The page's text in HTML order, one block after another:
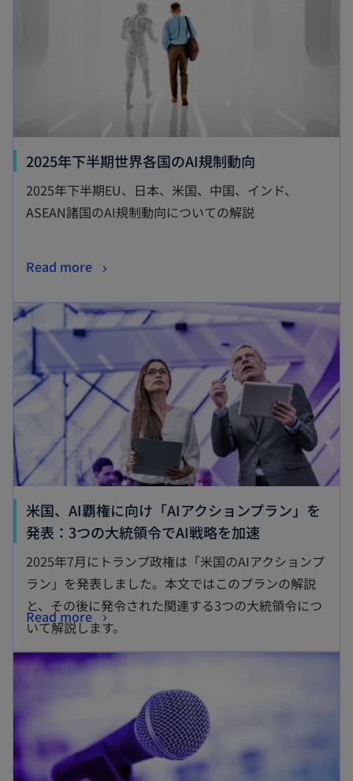
2025年下半期世界各国のAI規制動向
2025年下半期EU、日本、米国、中国、インド、
ASEAN諸国のAI規制動向についての解説
Read more
米国、AI覇権に向け「AIアクションプラン」を
発表：3つの大統領令でAI戦略を加速
2025年7月にトランプ政権は「米国のAIアクションプ
ラン」を発表しました。本文ではこのプランの解説
と、その後に発令された関連する3つの大統領令につ
いて解説します。
Read more